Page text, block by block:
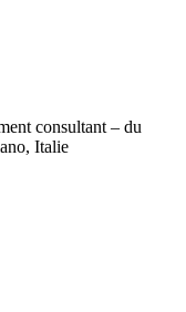
consultant – du
Italie